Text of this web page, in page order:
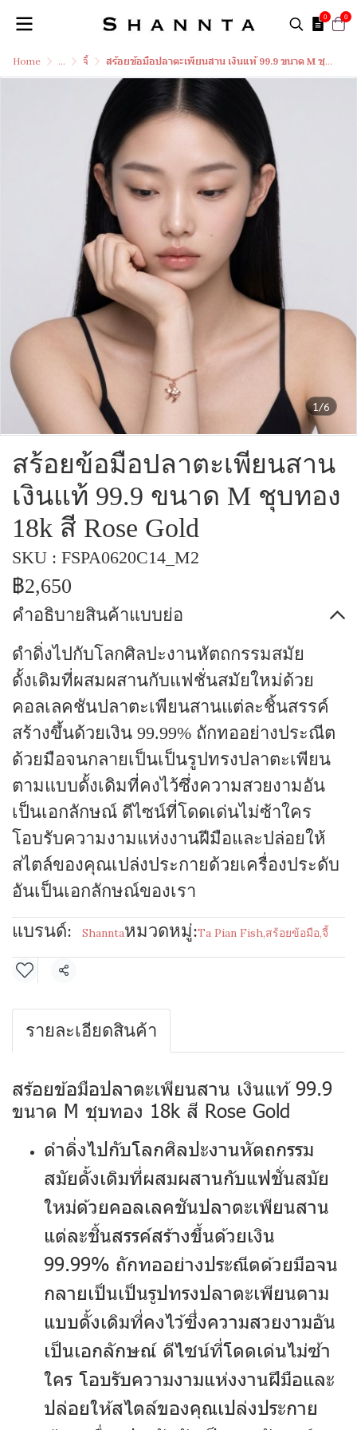
0 0
Home ... จี้ สร้อยข้อมือปลาตะเพียนสาน เงินแท้ 99.9 ขนาด M ชุบทอง 18k สี Rose Gold
1/6
สร้อยข้อมือปลาตะเพียนสาน
เงินแท้ 99.9 ขนาด M ชุบทอง
18k สี Rose Gold
SKU : FSPA0620C14_M2
฿2,650
คำอธิบายสินค้าแบบย่อ
ดำดิ่งไปกับโลกศิลปะงานหัตถกรรมสมัย
ดั้งเดิมที่ผสมผสานกับแฟชั่นสมัยใหม่ด้วย
คอลเลคชันปลาตะเพียนสานแต่ละชิ้นสรรค์
สร้างขึ้นด้วยเงิน 99.99% ถักทออย่างประณีต
ด้วยมือจนกลายเป็นเป็นรูปทรงปลาตะเพียน
ตามแบบดั้งเดิมที่คงไว้ซึ่งความสวยงามอัน
เป็นเอกลักษณ์ ดีไซน์ที่โดดเด่นไม่ซ้าใคร
โอบรับความงามแห่งงานฝีมือและปล่อยให้
สไตล์ของคุณเปล่งประกายด้วยเครื่องประดับ
อันเป็นเอกลักษณ์ของเรา
แบรนด์:
Shanntaหมวดหมู่:Ta Pian Fish,สร้อยข้อมือ,จี้
แชร์
รายละเอียดสินค้า
สร้อยข้อมือปลาตะเพียนสาน เงินแท้ 99.9
ขนาด M ชุบทอง 18k สี Rose Gold
ดำดิ่งไปกับโลกศิลปะงานหัตถกรรม
สมัยดั้งเดิมที่ผสมผสานกับแฟชั่นสมัย
ใหม่ด้วยคอลเลคชันปลาตะเพียนสาน
แต่ละชิ้นสรรค์สร้างขึ้นด้วยเงิน
99.99% ถักทออย่างประณีตด้วยมือจน
กลายเป็นเป็นรูปทรงปลาตะเพียนตาม
แบบดั้งเดิมที่คงไว้ซึ่งความสวยงามอัน
เป็นเอกลักษณ์ ดีไซน์ที่โดดเด่นไม่ซ้า
ใคร โอบรับความงามแห่งงานฝีมือและ
ปล่อยให้สไตล์ของคุณเปล่งประกาย